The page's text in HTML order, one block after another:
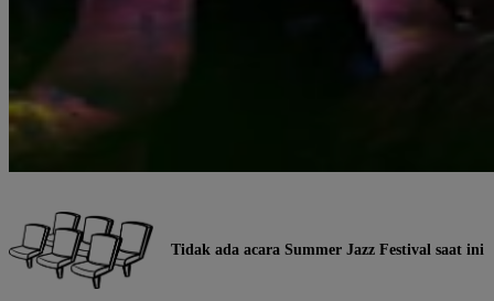
Tidak ada acara Summer Jazz Festival saat ini